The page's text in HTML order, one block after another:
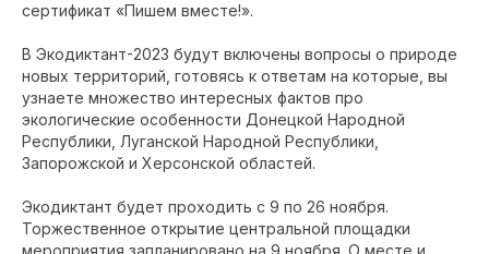
сертификат «Пишем вместе!».
В Экодиктант-2023 будут включены вопросы о природе
новых территорий, готовясь к ответам на которые, вы
узнаете множество интересных фактов про
экологические особенности Донецкой Народной
Республики, Луганской Народной Республики,
Запорожской и Херсонской областей.
Экодиктант будет проходить с 9 по 26 ноября.
Торжественное открытие центральной площадки
мероприятия запланировано на 9 ноября. О месте и